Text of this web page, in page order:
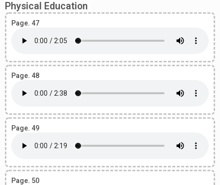
Physical Education
Page. 47
Page. 48
Page. 49
Page. 50